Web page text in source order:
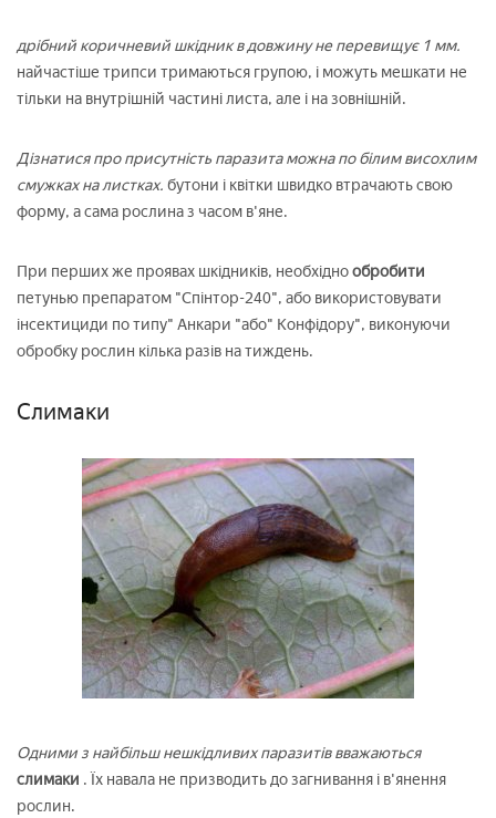
дрібний коричневий шкідник в довжину не перевищує 1 мм.
найчастіше трипси тримаються групою, і можуть мешкати не
тільки на внутрішній частині листа, але і на зовнішній.
Дізнатися про присутність паразита можна по білим висохлим
смужках на листках. бутони і квітки швидко втрачають свою
форму, а сама рослина з часом в'яне.
При перших же проявах шкідників, необхіднообробити
петунью препаратом "Спінтор-240", або використовувати
інсектициди по типу" Анкари "або" Конфідору", виконуючи
обробку рослин кілька разів на тиждень.
Слимаки
Одними з найбільш нешкідливих паразитів вважаються
слимаки . Їх навала не призводить до загнивання і в'янення
рослин.